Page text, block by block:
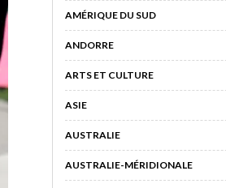
AMÉRIQUE DU SUD
ANDORRE
ARTS ET CULTURE
ASIE
AUSTRALIE
AUSTRALIE-MÉRIDIONALE